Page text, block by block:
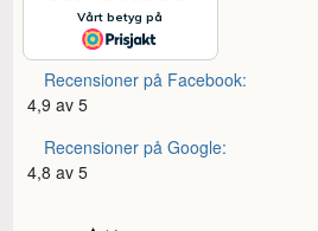
Recensioner på Facebook:
4,9 av 5
Recensioner på Google:
4,8 av 5